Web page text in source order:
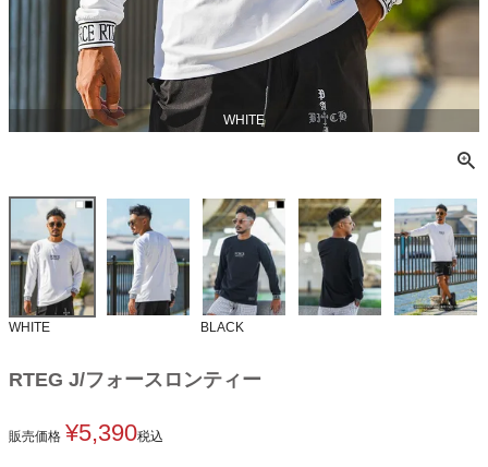
WHITE
WHITE BLACK
RTEG J/フォースロンティー
販売価格 ¥5,390税込